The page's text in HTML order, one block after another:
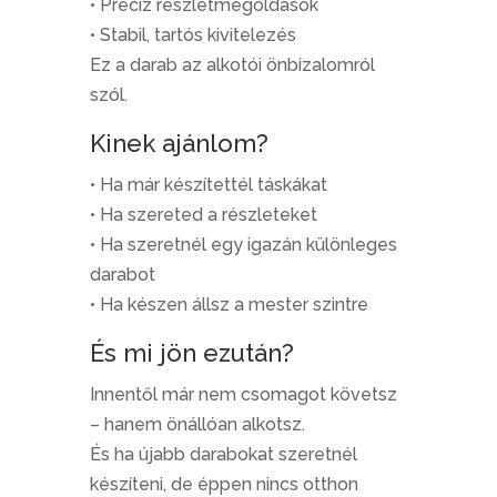
• Precíz részletmegoldások
• Stabil, tartós kivitelezés
Ez a darab az alkotói önbizalomról
szól.
Kinek ajánlom?
• Ha már készítettél táskákat
• Ha szereted a részleteket
• Ha szeretnél egy igazán különleges
darabot
• Ha készen állsz a mester szintre
És mi jön ezután?
Innentől már nem csomagot követsz
– hanem önállóan alkotsz.
És ha újabb darabokat szeretnél
készíteni, de éppen nincs otthon